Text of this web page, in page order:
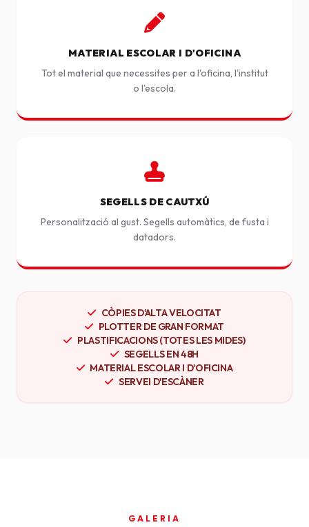
MATERIAL ESCOLAR I D'OFICINA
Tot el material que necessites per a l'oficina, l'institut
o l'escola.
SEGELLS DE CAUTXÚ
Personalització al gust. Segells automàtics, de fusta i
datadors.
CÒPIES D'ALTA VELOCITAT
PLOTTER DE GRAN FORMAT
PLASTIFICACIONS (TOTES LES MIDES)
SEGELLS EN 48H
MATERIAL ESCOLAR I D'OFICINA
SERVEI D'ESCÀNER
GALERIA